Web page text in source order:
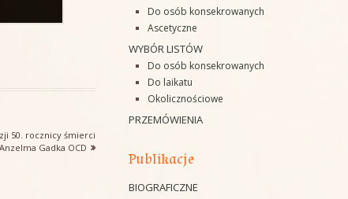
50. rocznicy śmierci
Gadka OCD
Do osób konsekrowanych
Ascetyczne
WYBÓR LISTÓW
Do osób konsekrowanych
Do laikatu
Okolicznościowe
PRZEMÓWIENIA
Publikacje
BIOGRAFICZNE